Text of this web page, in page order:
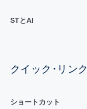
STとAI
クイック･リンク
ショートカット